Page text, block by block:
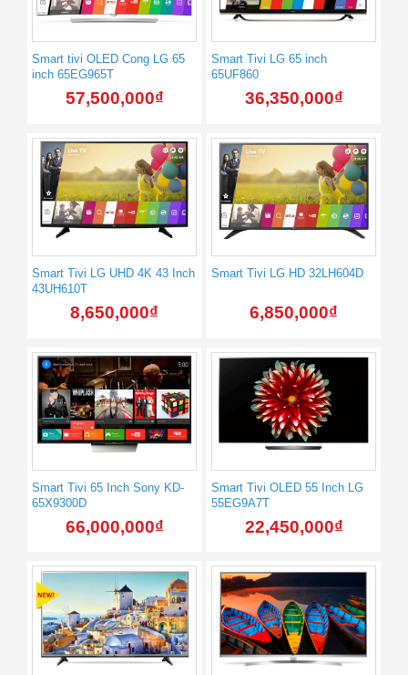
Smart tivi OLED Cong LG 65
inch 65EG965T
57,500,000₫
Smart Tivi LG 65 inch
65UF860
36,350,000₫
Smart Tivi LG UHD 4K 43 Inch
43UH610T
8,650,000₫
Smart Tivi LG HD 32LH604D
6,850,000₫
Smart Tivi 65 Inch Sony KD-
65X9300D
66,000,000₫
Smart Tivi OLED 55 Inch LG
55EG9A7T
22,450,000₫